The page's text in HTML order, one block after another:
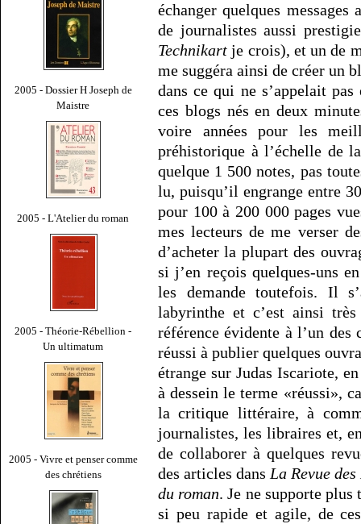
2005 - Dossier H Joseph de
Maistre
2005 - L'Atelier du roman
2005 - Théorie-Rébellion -
Un ultimatum
2005 - Vivre et penser comme
des chrétiens
échanger quelques
de journalistes aussi
Technikart je crois), et un de
me suggéra ainsi de créer un
dans ce qui ne s’appelait
ces blogs nés en deux
voire années pour les
préhistorique à l’échelle de
quelque 1 500 notes, pas
lu, puisqu’il engrange entre
pour 100 à 200 000 pages
mes lecteurs de me verser
d’acheter la plupart des
si j’en reçois quelques-uns
les demande toutefois. Il
labyrinthe et c’est ainsi
référence évidente à l’un des
réussi à publier quelques
étrange sur Judas Iscariote,
à dessein le terme «réussi»,
la critique littéraire, à
journalistes, les libraires et,
de collaborer à quelques
des articles dans La Revue
du roman. Je ne supporte
si peu rapide et agile, de